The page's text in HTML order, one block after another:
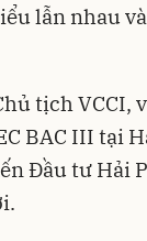
lẫn nhau
tịch VCCI,
BAC III tại
Đầu tư Hải